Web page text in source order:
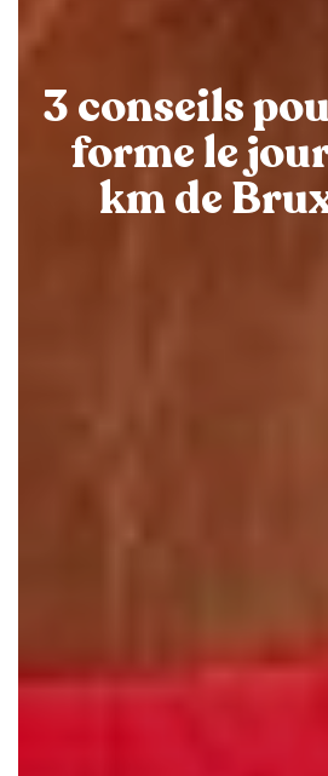
3 conseils
forme le
km de